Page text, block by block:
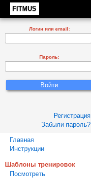
FITMUS
Логин или email:
Пароль:
Регистрация
Забыли пароль?
Главная
Инструкции
Шаблоны тренировок
Посмотреть